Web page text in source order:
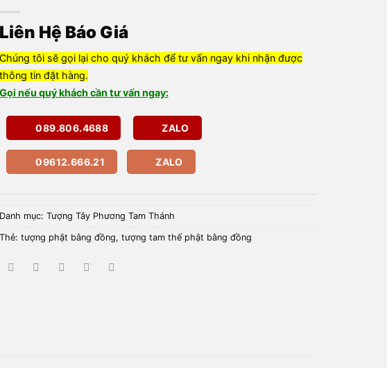
Liên Hệ Báo Giá
Chúng tôi sẽ gọi lại cho quý khách để tư vấn ngay khi nhận được
thông tin đặt hàng.
Gọi nếu quý khách cần tư vấn ngay:
089.806.4688 ZALO
09612.666.21 ZALO
Danh mục: Tượng Tây Phương Tam Thánh
Thẻ: tượng phật bằng đồng, tượng tam thế phật bằng đồng